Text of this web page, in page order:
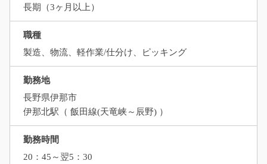
長期（3ヶ月以上）
職種
製造、物流、軽作業/仕分け、ピッキング
勤務地
長野県伊那市
伊那北駅（ 飯田線(天竜峡～辰野) ）
勤務時間
20：45～翌5：30